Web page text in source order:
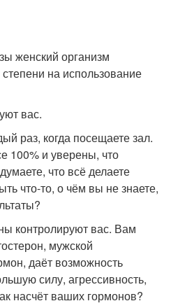
женский организм
на использование
вас.
раз, когда посещаете зал.
100% и уверены, что
что всё делаете
что-то, о чём вы не знаете,
контролируют вас. Вам
мужской
даёт возможность
силу, агрессивность,
насчёт ваших гормонов?